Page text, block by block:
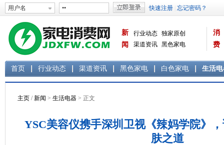
新
闻
行业动态 独家原创
渠道资讯 黑色家电
消
费
首页 行业动态 渠道资讯 黑色家电 白色家电 生活
主页 /新闻 > 生活电器 > 正文
YSC美容仪携手深圳卫视《辣妈学院》
肤之道